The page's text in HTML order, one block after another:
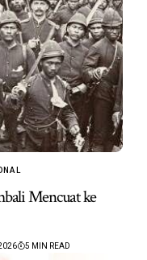
Mencuat ke
5 MIN READ